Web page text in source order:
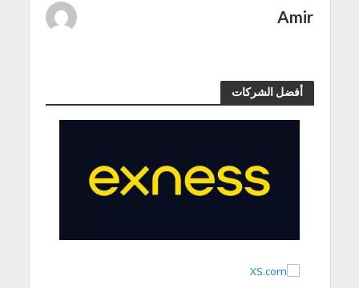
Amir
أفضل الشركات